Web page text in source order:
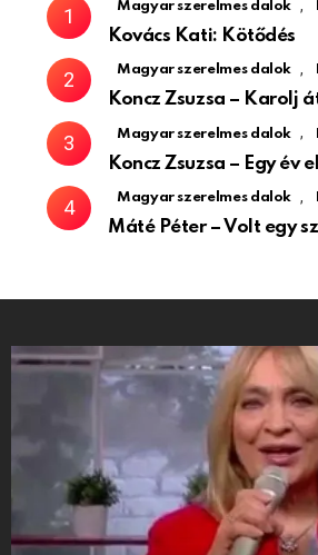
Magyar szerelmes dalok ,
Kovács Kati: Kötődés
Magyar szerelmes dalok ,
Koncz Zsuzsa – Karolj
Magyar szerelmes dalok ,
Koncz Zsuzsa – Egy év
Magyar szerelmes dalok ,
Máté Péter – Volt egy